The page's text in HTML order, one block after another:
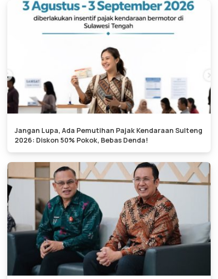
Jangan Lupa, Ada Pemutihan Pajak Kendaraan Sulteng
2026: Diskon 50% Pokok, Bebas Denda!